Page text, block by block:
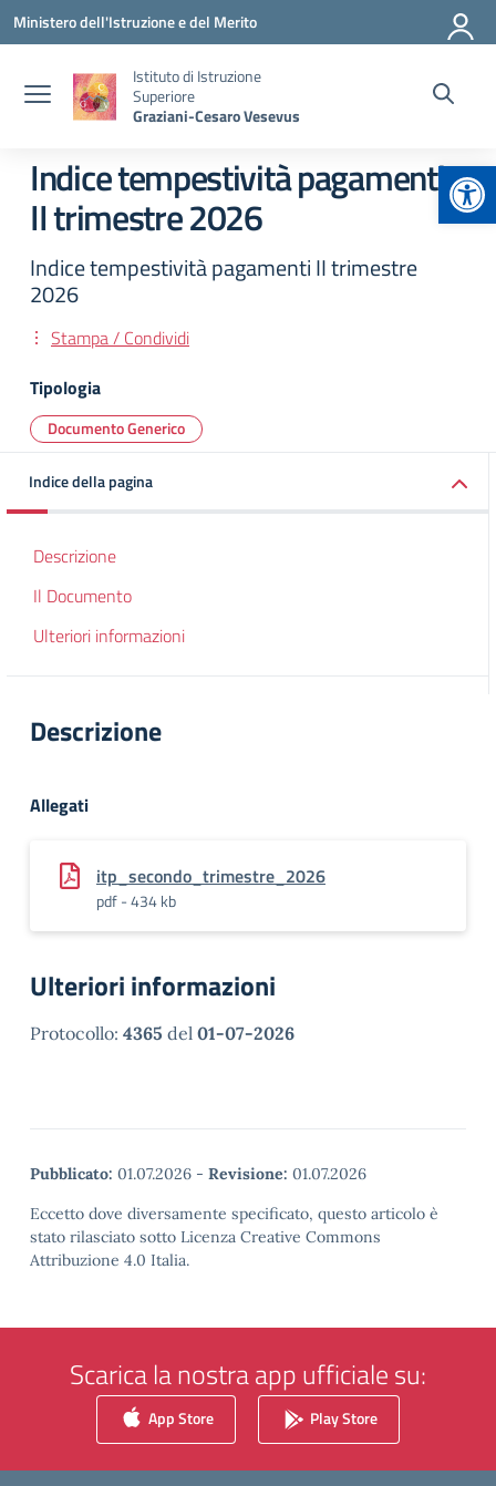
Vai ai contenuti
Vai al menu di navigazione
Vai al footer
Ministero dell'Istruzione e del Merito
Istituto di Istruzione
Superiore
Graziani-Cesaro Vesevus
Indice tempestività pagamenti
II trimestre 2026
Indice tempestività pagamenti II trimestre
2026
Stampa / Condividi
Tipologia
Documento Generico
Indice della pagina
Descrizione
Il Documento
Ulteriori informazioni
Descrizione
Allegati
itp_secondo_trimestre_2026
pdf - 434 kb
Ulteriori informazioni
Protocollo: 4365 del 01-07-2026
Pubblicato: 01.07.2026 - Revisione: 01.07.2026
Eccetto dove diversamente specificato, questo articolo è
stato rilasciato sotto Licenza Creative Commons
Attribuzione 4.0 Italia.
Scarica la nostra app ufficiale su:
App Store Play Store